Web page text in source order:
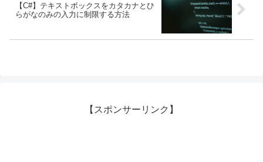
【C#】テキストボックスをカタカナとひ
らがなのみの入力に制限する方法
【スポンサーリンク】